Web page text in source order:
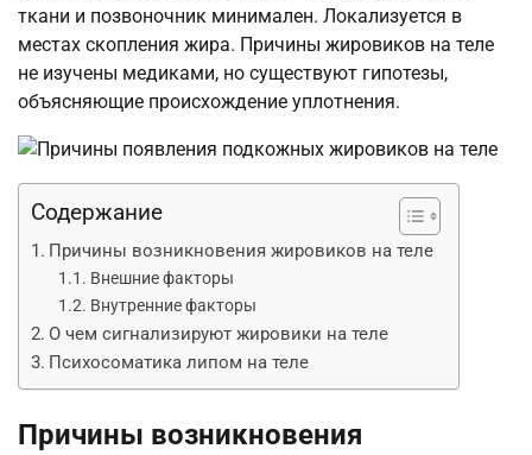
ткани и позвоночник минимален. Локализуется в
местах скопления жира. Причины жировиков на теле
не изучены медиками, но существуют гипотезы,
объясняющие происхождение уплотнения.
Содержание
Причины возникновения жировиков на теле
Внешние факторы
Внутренние факторы
О чем сигнализируют жировики на теле
Психосоматика липом на теле
Причины возникновения